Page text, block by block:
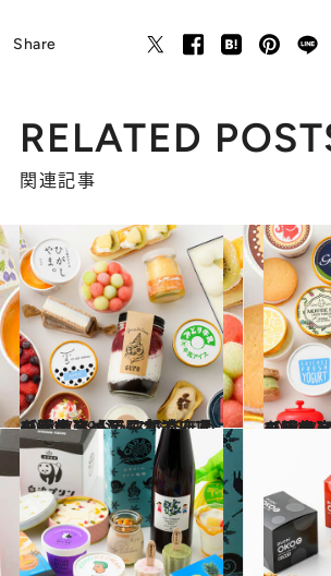
Share
RELATED
関連記事
2024.7.29
【画像】【西日本エリアを総まとめ】47都道府県の手土産 おうちで楽しめる絶品アイス
グルメ 【画像】【東日本エリアを総まとめ】47都道府県の
グルメ